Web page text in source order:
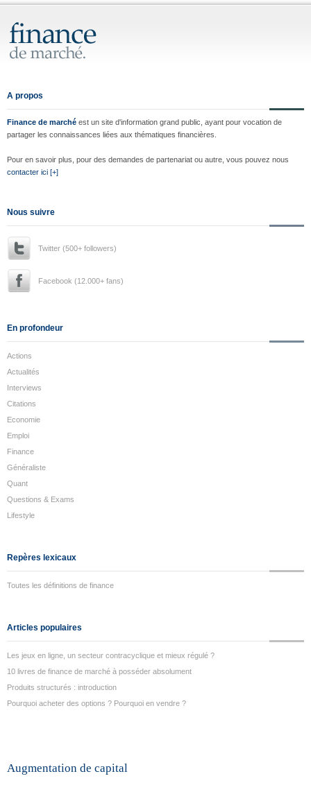
A propos
Finance de marché est un site d'information grand public, ayant pour vocation de
partager les connaissances liées aux thématiques financières.
Pour en savoir plus, pour des demandes de partenariat ou autre, vous pouvez nous
contacter ici [+]
Nous suivre
Twitter (500+ followers)
Facebook (12.000+ fans)
En profondeur
Actions
Actualités
Interviews
Citations
Economie
Emploi
Finance
Généraliste
Quant
Questions & Exams
Lifestyle
Repères lexicaux
Toutes les définitions de finance
Articles populaires
Les jeux en ligne, un secteur contracyclique et mieux régulé ?
10 livres de finance de marché à posséder absolument
Produits structurés : introduction
Pourquoi acheter des options ? Pourquoi en vendre ?
Augmentation de capital